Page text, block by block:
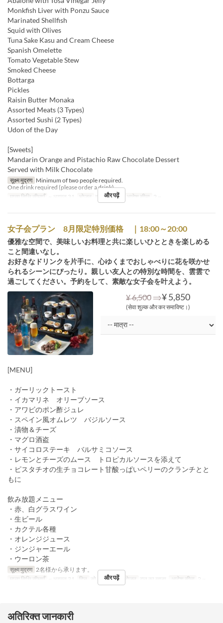
Monkfish Liver with Ponzu Sauce
Marinated Shellfish
Squid with Olives
Tuna Sake Kasu and Cream Cheese
Spanish Omelette
Tomato Vegetable Stew
Smoked Cheese
Bottarga
Pickles
Raisin Butter Monaka
Assorted Meats (3 Types)
Assorted Sushi (2 Types)
Udon of the Day
[Sweets]
Mandarin Orange and Pistachio Raw Chocolate Dessert
Served with Milk Chocolate
सूक्ष्म मुद्रण Minimum of two people required.
One drink required (please order a drink).
मान्य तिथि सीमाएँ
~ अगस्त 31 भोजन रात का खाना आदेश सीमा 2 ~
और पढ़ें
女子会プラン 8月限定特別価格 ｜18:00～20:00
優雅な空間で、美味しいお料理と共に楽しいひとときを楽しめる
こと間違いなし。
お好きなドリンクを片手に、心ゆくまでおしゃべりに花を咲かせ
られるシーンにぴったり。親しい友人との特別な時間を、雲雲で
過ごしてください。予約をして、素敵な女子会を叶えよう。
¥ 6,500 ⇒¥ 5,850
(सेवा शुल्क और कर समाविष्ट।)
[MENU]
・ガーリックトースト
・イカマリネ オリーブソース
・アワビのポン酢ジュレ
・スペイン風オムレツ バジルソース
・漬物＆チーズ
・マグロ酒盗
・サイコロステーキ バルサミコソース
・レモンとチーズのムース トロピカルソースを添えて
・ピスタチオの生チョコレート甘酸っぱいペリーのクランチとと
もに
飲み放題メニュー
・赤、白グラスワイン
・生ビール
・カクテル各種
・オレンジジュース
・ジンジャーエール
・ウーロン茶
सूक्ष्म मुद्रण 2名様から承ります。
मान्य तिथि सीमाएँ
~ अगस्त 31 दिन सो, मं, बु, गु, शु भोजन रात का खाना आदेश सीमा 2 ~
और पढ़ें
अतिरिक्त जानकारी